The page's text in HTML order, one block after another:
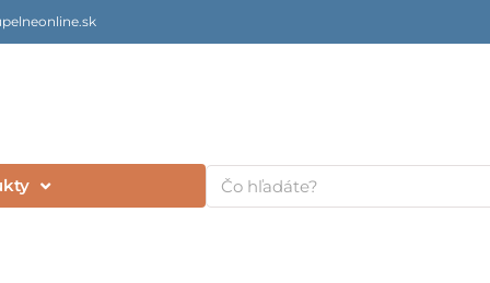
Vyhľadať